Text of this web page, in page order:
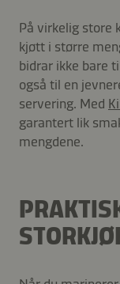
På virkelig store
kjøtt i større
bidrar ikke bare
også til en
servering. Med
garantert lik
mengdene.